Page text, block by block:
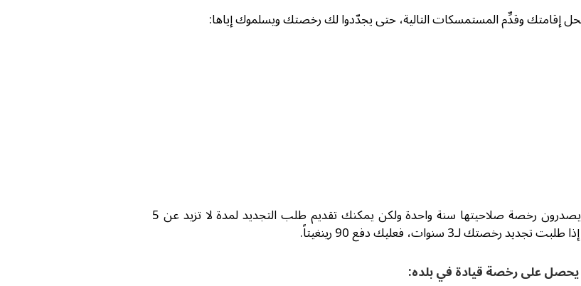
تكلف رخصة القيادة في ماليزيا 30 رينغيتاً لكل سنة. للمرة الأولى، يصدرون رخصة صلاحيتها سنة واحدة ولكن يمكنك تقديم طلب التجديد لمدة لا تزيد عن 5
يحصل على رخصة قيادة في بلده: